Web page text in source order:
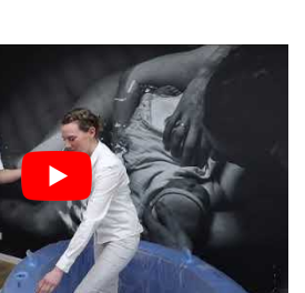
Badbevallingspakket
thuisbevalling Premium 2-pers.